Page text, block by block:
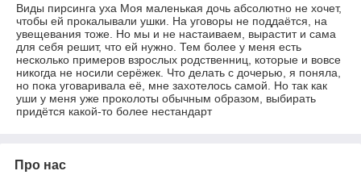
Виды пирсинга уха Моя маленькая дочь абсолютно не хочет,
чтобы ей прокалывали ушки. На уговоры не поддаётся, на
увещевания тоже. Но мы и не настаиваем, вырастит и сама
для себя решит, что ей нужно. Тем более у меня есть
несколько примеров взрослых родственниц, которые и вовсе
никогда не носили серёжек. Что делать с дочерью, я поняла,
но пока уговаривала её, мне захотелось самой. Но так как
уши у меня уже проколоты обычным образом, выбирать
придётся какой-то более нестандарт
Про нас